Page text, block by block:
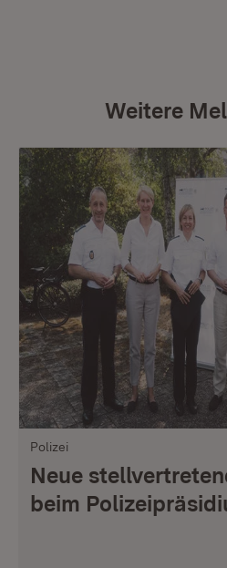
Weitere
Polizei
Neue
beim